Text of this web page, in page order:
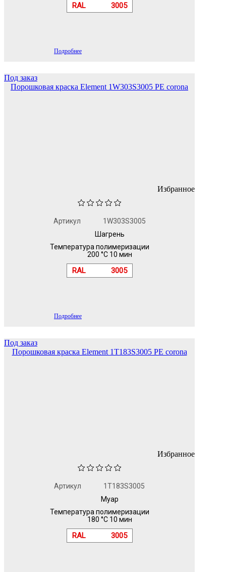
RAL 3005
Подробнее
Под заказ
Порошковая краска Element 1W303S3005 PE corona
Избранное
Артикул
1W303S3005
Шагрень
Температура полимеризации
200 °C 10 мин
RAL 3005
Подробнее
Под заказ
Порошковая краска Element 1T183S3005 PE corona
Избранное
Артикул
1T183S3005
Муар
Температура полимеризации
180 °C 10 мин
RAL 3005